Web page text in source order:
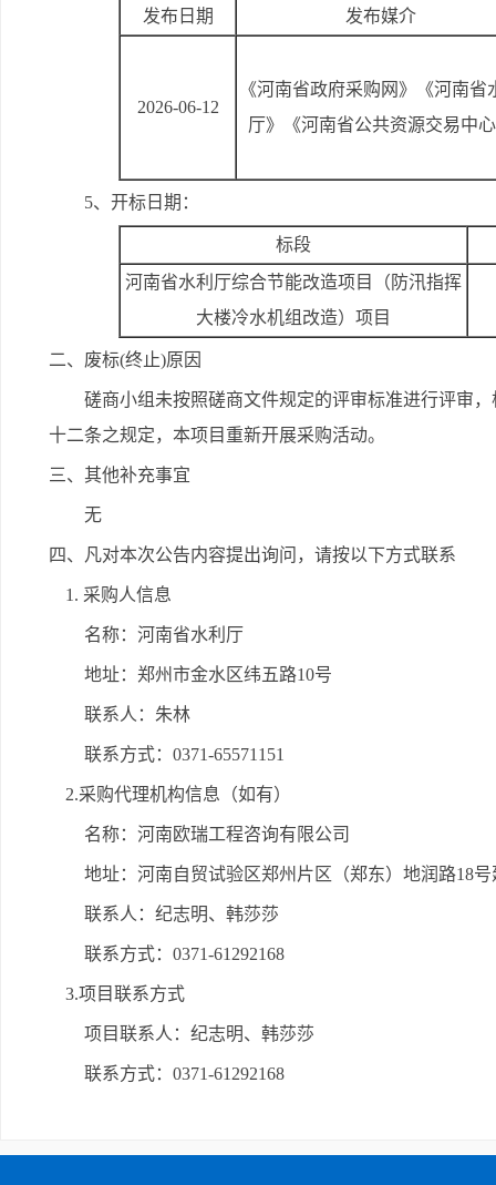
发布日期 发布媒介
2026-06-12
《河南省政府采购网》《河南省
厅》《河南省公共资源交易中
5、开标日期：
标段
河南省水利厅综合节能改造项目（防汛指挥
大楼冷水机组改造）项目
二、废标(终止)原因
磋商小组未按照磋商文件规定的评审标准进行评审
十二条之规定，本项目重新开展采购活动。
三、其他补充事宜
无
四、凡对本次公告内容提出询问，请按以下方式联系
1. 采购人信息
名称：河南省水利厅
地址：郑州市金水区纬五路10号
联系人：朱林
联系方式：0371-65571151
2.采购代理机构信息（如有）
名称：河南欧瑞工程咨询有限公司
地址：河南自贸试验区郑州片区（郑东）地润路18
联系人：纪志明、韩莎莎
联系方式：0371-61292168
3.项目联系方式
项目联系人：纪志明、韩莎莎
联系方式：0371-61292168